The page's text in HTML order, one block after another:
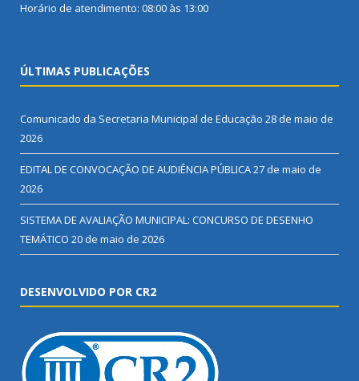
Horário de atendimento: 08:00 às 13:00
ÚLTIMAS PUBLICAÇÕES
Comunicado da Secretaria Municipal de Educação 28 de maio de
2026
EDITAL DE CONVOCAÇÃO DE AUDIÊNCIA PÚBLICA27 de maio de
2026
SISTEMA DE AVALIAÇÃO MUNICIPAL: CONCURSO DE DESENHO
TEMÁTICO 20 de maio de 2026
DESENVOLVIDO POR CR2